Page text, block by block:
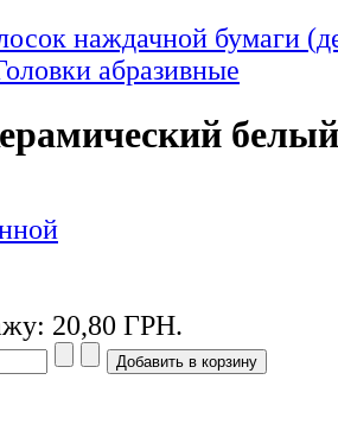
наждачной бумаги
абразивные
белый
20,80 ГРН.